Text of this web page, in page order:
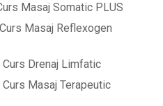
Masaj Somatic PLUS
Masaj Reflexogen
Drenaj Limfatic
Masaj Terapeutic